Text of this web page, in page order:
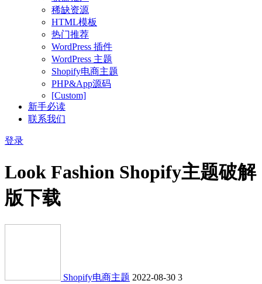
稀缺资源
HTML模板
热门推荐
WordPress 插件
WordPress 主题
Shopify电商主题
PHP&App源码
[Custom]
新手必读
联系我们
登录
Look Fashion Shopify主题破解
版下载
Shopify电商主题 2022-08-30 3